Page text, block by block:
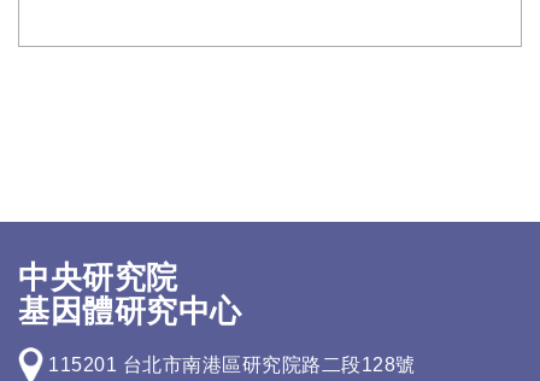
中央研究院
基因體研究中心
115201 台北市南港區研究院路二段128號